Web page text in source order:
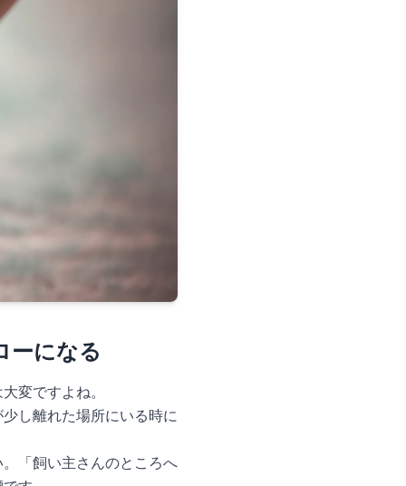
ーになる
変ですよね。
し離れた場所にいる時に
「飼い主さんのところへ